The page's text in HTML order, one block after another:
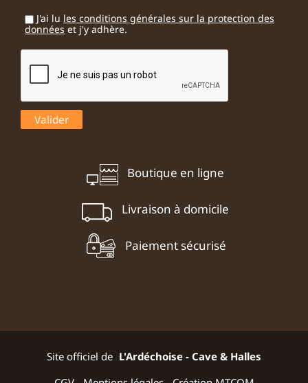
J'ai lu les conditions générales sur la protection des
données et j'y adhère.
Boutique en ligne
Livraison à domicile
Paiement sécurisé
Site officiel de L'Ardéchoise - Cave & Halles